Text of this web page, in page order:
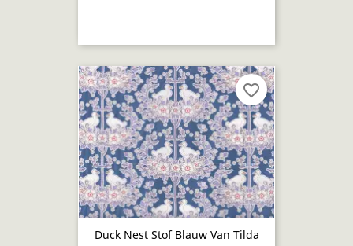
Duck Nest Stof Blauw Van Tilda
favorite_border